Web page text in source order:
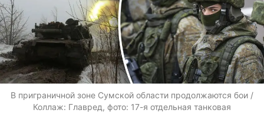
В приграничной зоне Сумской области продолжаются бои /
Коллаж: Главред, фото: 17-я отдельная танковая